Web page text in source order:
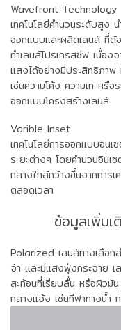
Wavefront Technology
เทคโนโลยีคำนวนระดับสูง
ออกแบบและผลิตเลนส์ ที่ต้อ
ทำเลนส์โปรเกรสซีฟ เนื่อง
แสงได้อย่างมีประสิทธิภา
เช่นความโค้ง ความเท หรือ
ออกแบบโครงสร้างเลนส์
Varible Inset
เทคโนโลยีการออกแบบอิน
ระยะต่างๆ โดยคำนวนอินเ
กลางใกล้กว้างขึ้นจากการ
ตลอดเวลา
ข้อมูลเพิ่ม
Polarized เลนส์ทางเลือ
จ้า และมีแสงฟุ้งกระจาย
สะท้อนที่เรียบลื่น หรือผิวมั
กลางแจ้ง เช่นกีฬาทางน้ำ